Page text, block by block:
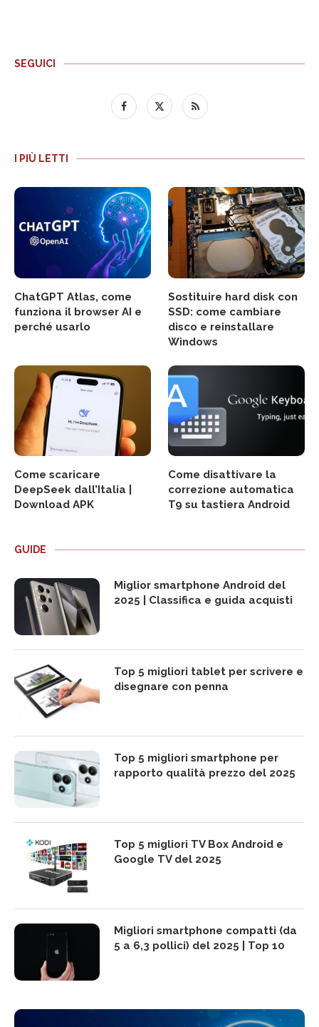
SEGUICI
I PIÙ LETTI
ChatGPT Atlas, come
funziona il browser AI e
perché usarlo
Sostituire hard disk con
SSD: come cambiare
disco e reinstallare
Windows
Come scaricare
DeepSeek dall’Italia |
Download APK
Come disattivare la
correzione automatica
T9 su tastiera Android
GUIDE
Miglior smartphone Android del
2025 | Classifica e guida acquisti
Top 5 migliori tablet per scrivere e
disegnare con penna
Top 5 migliori smartphone per
rapporto qualità prezzo del 2025
Top 5 migliori TV Box Android e
Google TV del 2025
Migliori smartphone compatti (da
5 a 6,3 pollici) del 2025 | Top 10